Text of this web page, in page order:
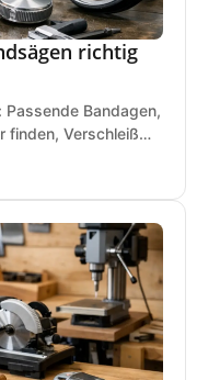
richtig
Bandagen,
finden, Verschleiß